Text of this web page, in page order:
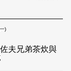
)
夫兄弟茶炊與